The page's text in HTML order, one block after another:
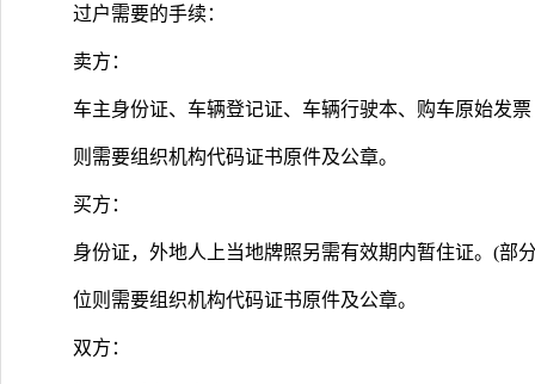
过户需要的手续：
卖方：
车主身份证、车辆登记证、车辆行驶本、购车原始发
则需要组织机构代码证书原件及公章。
买方：
身份证，外地人上当地牌照另需有效期内暂住证。(部
位则需要组织机构代码证书原件及公章。
双方：